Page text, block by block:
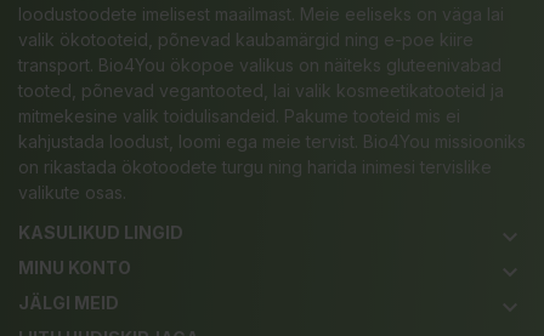
loodustoodete imelisest maailmast. Meie eeliseks on väga lai
valik ökotooteid, põnevad kaubamärgid ning e-poe kiire
transport. Bio4You ökopoe valikus on näiteks gluteenivabad
tooted, põnevad vegantooted, lai valik kosmeetikatooteid ja
mitmekesine valik toidulisandeid. Pakume tooteid mis ei
kahjustada loodust, loomi ega meie tervist. Bio4You missiooniks
on rikastada ökotoodete turgu ning harida inimesi tervislike
valikute osas.
KASULIKUD LINGID
keyboard_arrow_down
MINU KONTO keyboard_arrow_down
JÄLGI MEID keyboard_arrow_down